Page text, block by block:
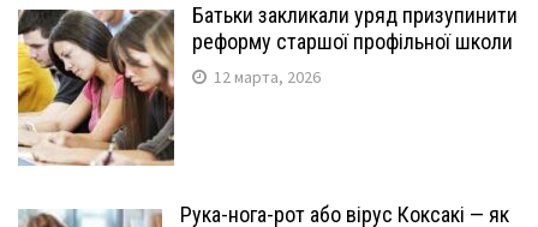
Батьки закликали уряд призупинити
реформу старшої профільної школи
12 марта, 2026
Рука-нога-рот або вірус Коксакі — як